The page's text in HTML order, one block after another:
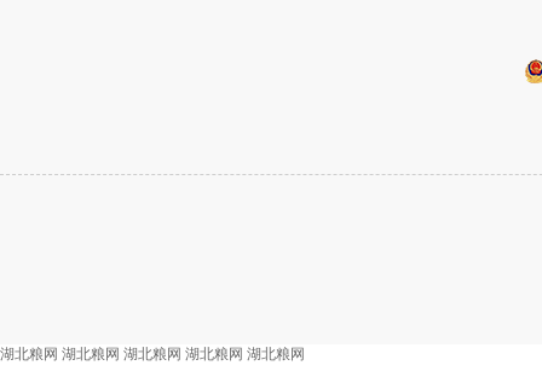
湖北粮网 湖北粮网 湖北粮网 湖北粮网 湖北粮网